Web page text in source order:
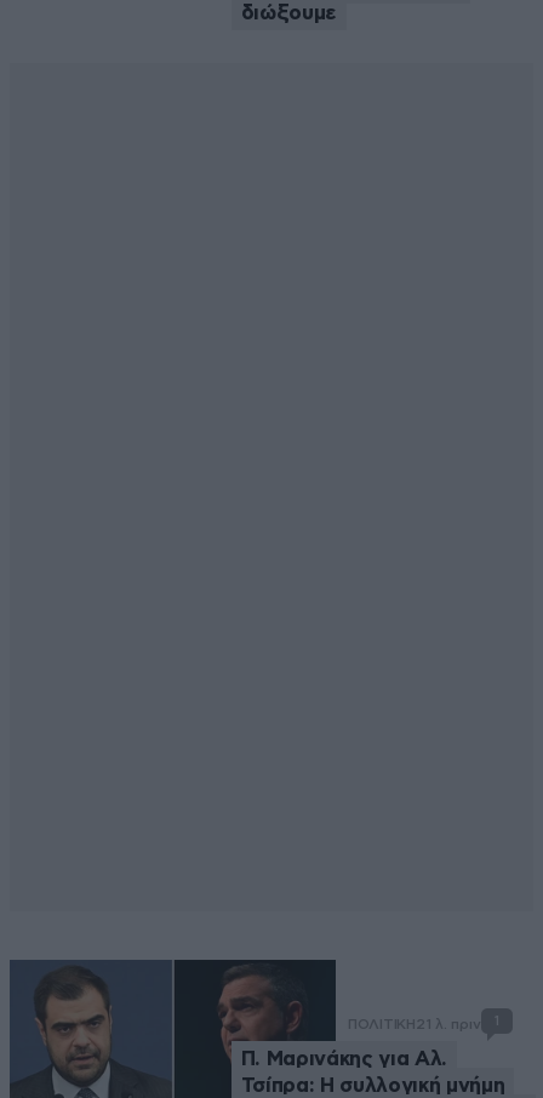
διώξουμε
ΠΟΛΙΤΙΚΗ21 λ. πριν
Π. Μαρινάκης για Αλ.
Τσίπρα: Η συλλογική μνήμη